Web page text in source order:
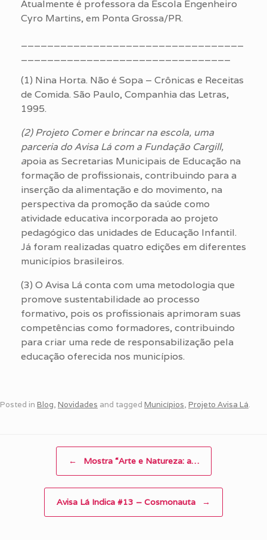
Atualmente é professora da Escola Engenheiro
Cyro Martins, em Ponta Grossa/PR.
(1) Nina Horta. Não é Sopa – Crônicas e Receitas
de Comida. São Paulo, Companhia das Letras,
1995.
(2) Projeto Comer e brincar na escola, uma
parceria do Avisa Lá com a Fundação Cargill,
apoia as Secretarias Municipais de Educação na
formação de profissionais, contribuindo para a
inserção da alimentação e do movimento, na
perspectiva da promoção da saúde como
atividade educativa incorporada ao projeto
pedagógico das unidades de Educação Infantil.
Já foram realizadas quatro edições em diferentes
municípios brasileiros.
(3) O Avisa Lá conta com uma metodologia que
promove sustentabilidade ao processo
formativo, pois os profissionais aprimoram suas
competências como formadores, contribuindo
para criar uma rede de responsabilização pela
educação oferecida nos municípios.
Posted in Blog, Novidades and tagged Municípios, Projeto Avisa Lá.
← Mostra “Arte e Natureza: a…
Avisa Lá Indica #13 – Cosmonauta →